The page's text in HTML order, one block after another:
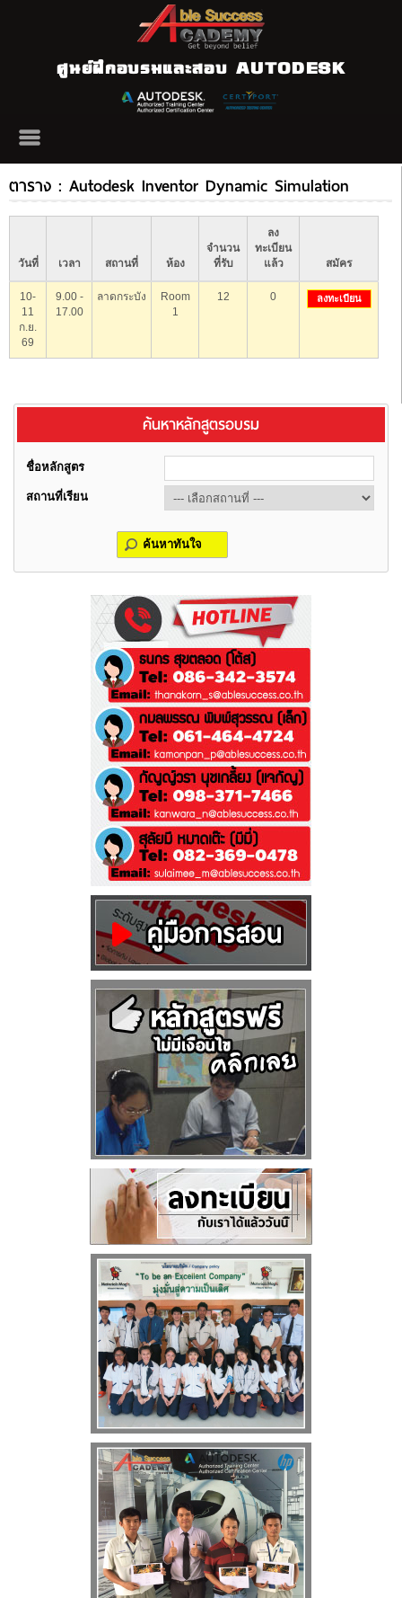
ศูนย์ฝึกอบรมและสอบ AUTODESK
ตาราง : Autodesk Inventor Dynamic Simulation
วันที่ เวลา สถานที่ ห้อง
จำนวน
ที่รับ
ลง
ทะเบียน
แล้ว
สมัคร
10-
11
ก.ย.
69
9.00 -
17.00
ลาดกระบัง
Room
1
12 0 ลงทะเบียน
ค้นหาหลักสูตรอบรม
ชื่อหลักสูตร
สถานที่เรียน
ค้นหาทันใจ